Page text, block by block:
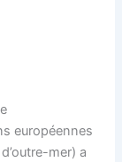
européennes
mer) a